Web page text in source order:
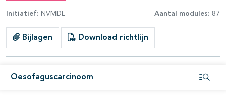
Initiatief: NVMDL Aantal modules: 87
Bijlagen Download richtlijn
Oesofaguscarcinoom
open- en dichtklappen